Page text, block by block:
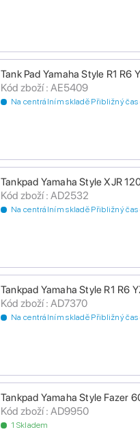
Tank Pad Yamaha Style R1
Kód zboží : AE5409
Na centrálním skladě Přibližný
Tankpad Yamaha Style XJR
Kód zboží : AD2532
Na centrálním skladě Přibližný
Tankpad Yamaha Style R1 R6
Kód zboží : AD7370
Na centrálním skladě Přibližný
Tankpad Yamaha Style Fazer
Kód zboží : AD9950
1 Skladem